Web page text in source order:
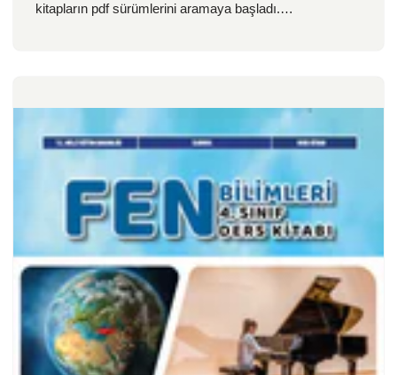
kitapların pdf sürümlerini aramaya başladı.…